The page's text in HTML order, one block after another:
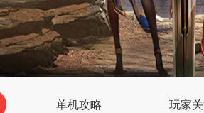
单机攻略 玩家